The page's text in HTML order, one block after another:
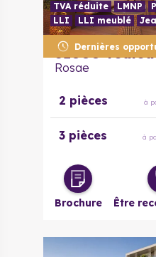
Dernières
TVA réduite LMNP
LLI
LLI meublé
31000
Rosae
2 pièces à
3 pièces à
Brochure Être